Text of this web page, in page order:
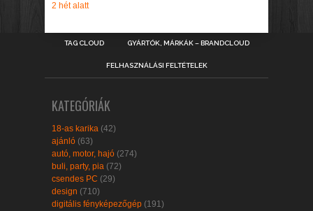
2 hét alatt
TAG CLOUD GYÁRTÓK, MÁRKÁK – BRANDCLOUD
FELHASZNÁLÁSI FELTÉTELEK
KATEGÓRIÁK
18-as karika (42)
ajánló (63)
autó, motor, hajó (274)
buli, party, pia (72)
csendes PC (29)
design (710)
digitális fényképezőgép (191)